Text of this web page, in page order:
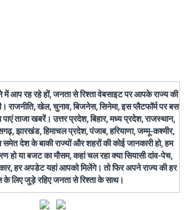
में आप रह रहे हों, जनता से रिश्ता वेबसाइट पर आपके राज्य की
राजनीति, खेल, चुनाव, बिजनेस, सिनेमा, इस प्लैटफॉर्म पर बस
ताजा खबरें। उत्तर प्रदेश, बिहार, मध्य प्रदेश, राजस्थान,
झारखंड, हिमाचल प्रदेश, पंजाब, हरियाणा, जम्मू-कश्मीर,
देश के बाकी राज्यों और शहरों की कोई जानकारी हो, हम
हो या बजट का मौसम, कहां चल रहा क्या सियासी दांव-पेच,
हर अपडेट यहां आपको मिलेंगे। तो फिर अपने राज्य की हर
लिए जुड़े रहिए जनता से रिश्ता के साथ।